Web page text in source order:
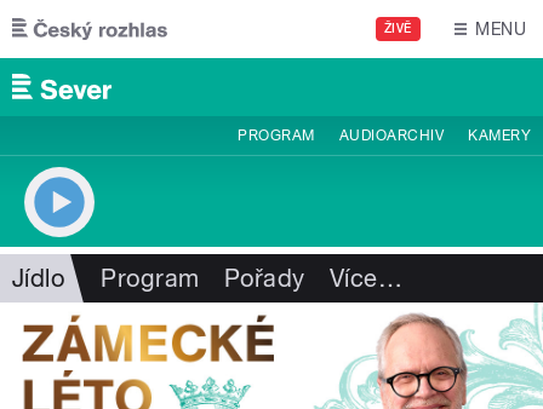
Přejít k hlavnímu obsahu
ŽIVĚ MENU
PROGRAM AUDIOARCHIV KAMERY
Jídlo Program Pořady Více…